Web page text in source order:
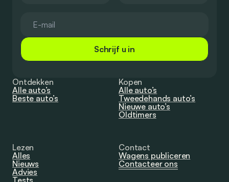
Schrijf u in
Ontdekken
Alle auto’s
Beste auto’s
Kopen
Alle auto’s
Tweedehands auto’s
Nieuwe auto’s
Oldtimers
Lezen
Alles
Nieuws
Advies
Contact
Wagens publiceren
Contacteer ons